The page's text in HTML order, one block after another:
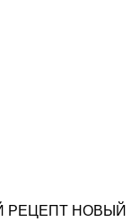
РЕЦЕПТ НОВЫЙ